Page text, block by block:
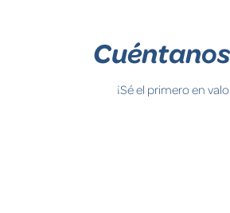
¡Sé el primero en